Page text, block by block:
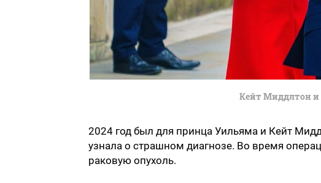
Кейт Миддлтон
2024 год был для принца Уильяма и Кейт
узнала о страшном диагнозе. Во время
раковую опухоль.